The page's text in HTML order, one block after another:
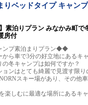
りベッドタイプ キャン
】素泊りプラン みなかみ町で
房付
プ素泊まりプラン◆◆
から車で3分の好立地にあるキ
の冬キャンプは如何ですか？
ョンはとても綺麗で見渡す限り
スキー場があり、その他
楽しむに最適な場所にあるキ